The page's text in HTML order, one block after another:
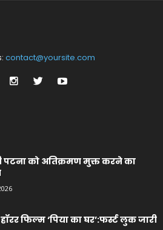
contact@yoursite.com
पटना को अतिक्रमण मुक्त करने का
फिल्म ‘पिया का घर’:फर्स्ट लुक जारी